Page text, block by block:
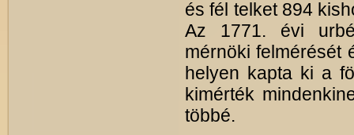
és fél telket 894
Az 1771. évi
mérnöki felmérését
helyen kapta ki a
kimérték
többé.